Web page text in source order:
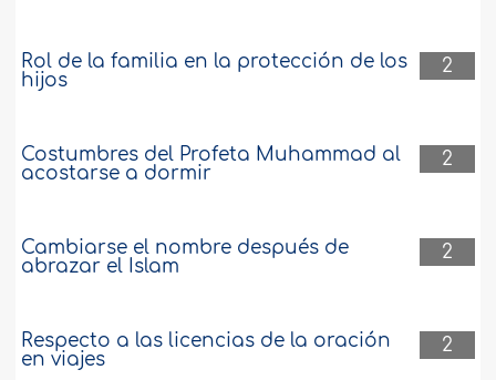
2
Rol de la familia en la protección de los
hijos
2
Costumbres del Profeta Muhammad al
acostarse a dormir
2
Cambiarse el nombre después de
abrazar el Islam
2
Respecto a las licencias de la oración
en viajes